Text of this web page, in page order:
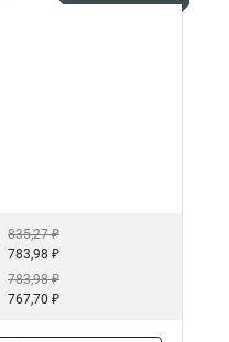
835,27 ₽
783,98 ₽
783,98 ₽
767,70 ₽